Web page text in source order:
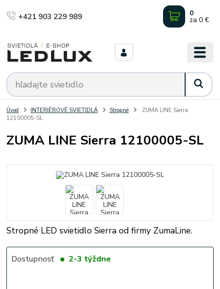
+421 903 229 989 0
za 0 €
Úvod INTERIÉROVÉ SVIETIDLÁ Stropné
ZUMA LINE Sierra
12100005-SL
ZUMA LINE Sierra 12100005-SL
Stropné LED svietidlo Sierra od firmy ZumaLine.
Dostupnosť 2-3 týždne